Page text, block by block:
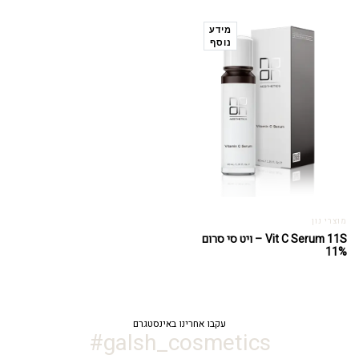
מידע
נוסף
מוצרי נון
Vit C Serum 11S – ויט סי סרום
11%
עקבו אחרינו באינסטגרם
galsh_cosmetics#